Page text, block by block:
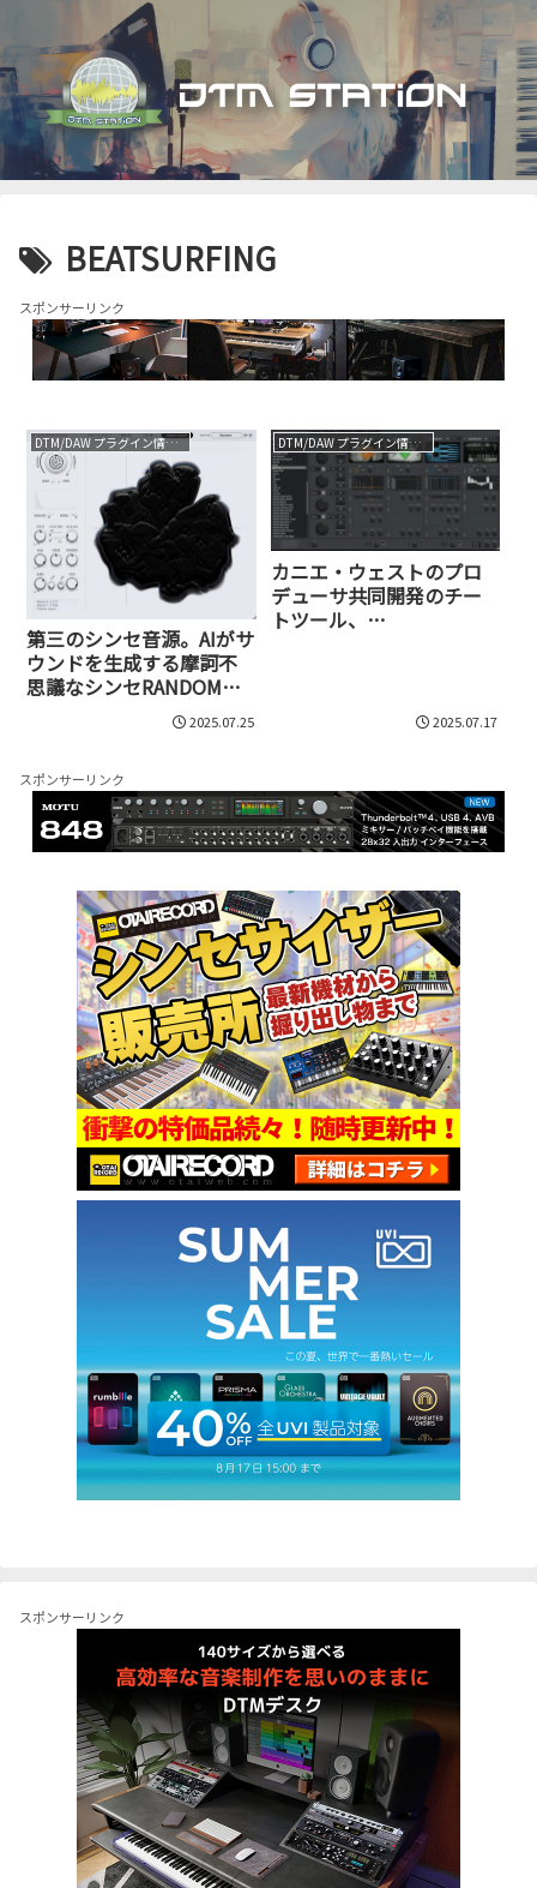
BEATSURFING
スポンサーリンク
DTM/DAW プラグイン情報（VST AU AAX）
第三のシンセ音源。AIがサ
ウンドを生成する摩訶不
思議なシンセRANDOMが
50%OFFセール実施中2025.07.25
DTM/DAW プラグイン情報（VST AU AAX）
カニエ・ウェストのプロ
デューサ共同開発のチー
トツール、
2025.07.17
スポンサーリンク
スポンサーリンク